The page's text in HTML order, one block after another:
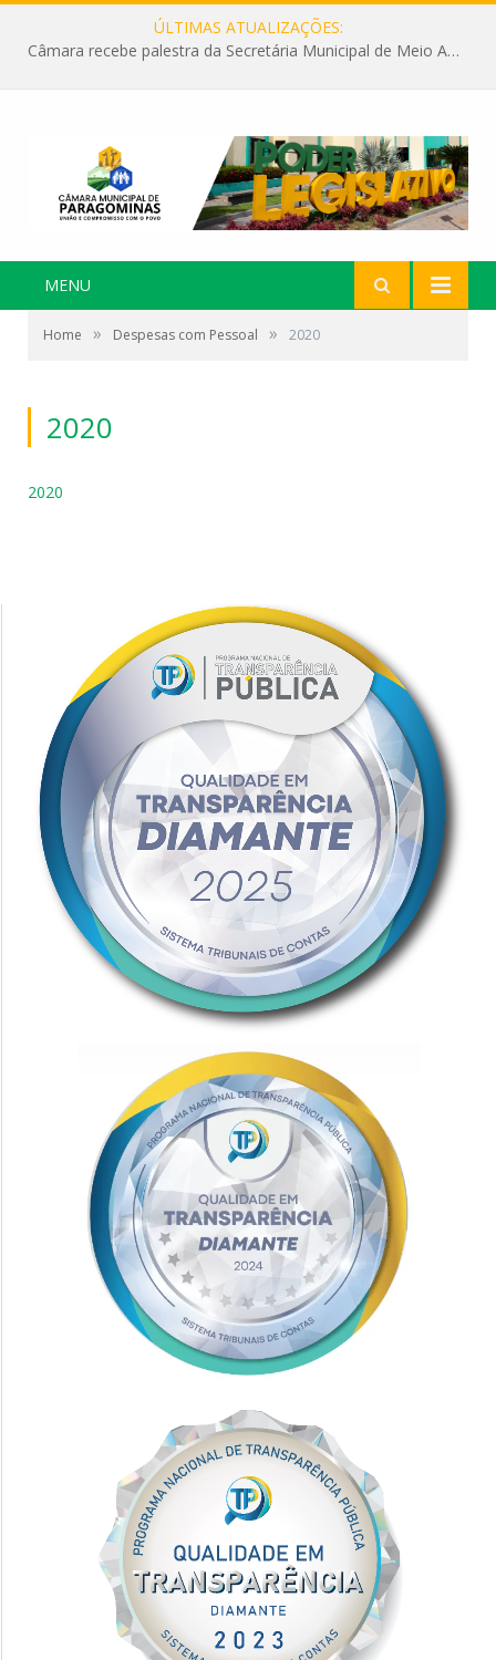
ÚLTIMAS ATUALIZAÇÕES:
Câmara recebe palestra da Secretária Municipal de Meio Ambiente sobre as ações da “SEMANA DO MEIO AMBIENTE”
MENU
Home » Despesas com Pessoal » 2020
2020
2020